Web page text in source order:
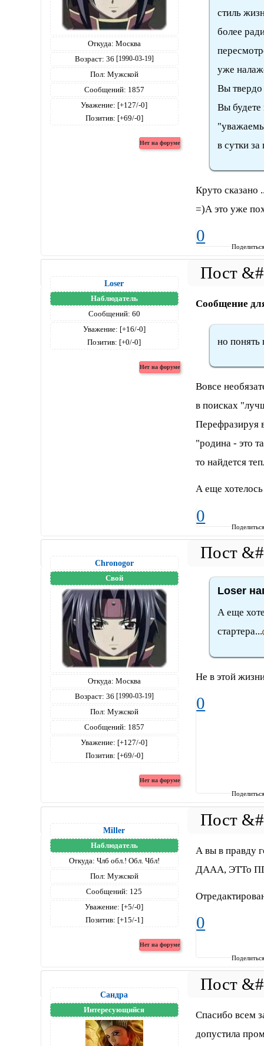
Откуда: Москва
Возраст: 36 [1990-03-19]
Пол: Мужской
Сообщений: 1857
Уважение: [+127/-0]
Позитив: [+69/-0]
стиль
более
уже
Вы твердо
Вы
в сутки
Круто сказано
=)А это уже
0
Loser
Наблюдатель
Сообщений: 60
Уважение: [+16/-0]
Позитив: [+0/-0]
Сообщение
но понять
Вовсе
в поисках
Перефразируя
"родина - это
то найдется
А еще хотелось
0
Chronogor
Свой
Откуда: Москва
Возраст: 36 [1990-03-19]
Пол: Мужской
Сообщений: 1857
Уважение: [+127/-0]
Позитив: [+69/-0]
Loser
А еще
стартера...
Не в этой
0
Miller
Наблюдатель
Откуда: Члб обл.! Обл. Чбл!
Пол: Мужской
Сообщений: 125
Уважение: [+5/-0]
Позитив: [+15/-1]
А вы в правду
ДААА, ЭТТо
0
Сандра
Интересующийся
Спасибо всем
допустила